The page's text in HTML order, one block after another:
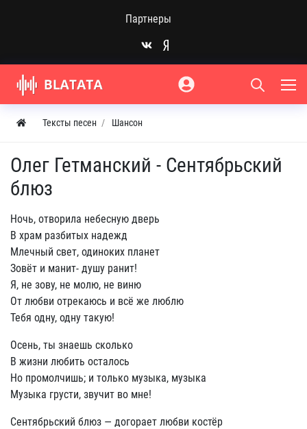
Партнеры
Тексты песен Шансон
Олег Гетманский - Сентябрьский
блюз
Ночь, отворила небесную дверь
В храм разбитых надежд
Млечный свет, одиноких планет
Зовёт и манит- душу ранит!
Я, не зову, не молю, не виню
От любви отрекаюсь и всё же люблю
Тебя одну, одну такую!
Осень, ты знаешь сколько
В жизни любить осталось
Но промолчишь; и только музыка, музыка
Музыка грусти, звучит во мне!
Сентябрьский блюз — догорает любви костёр